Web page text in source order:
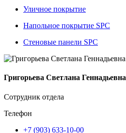
Уличное покрытие
Напольное покрытие SPC
Стеновые панели SPC
Григорьева Светлана Геннадьевна
Сотрудник отдела
Телефон
+7 (903) 633-10-00